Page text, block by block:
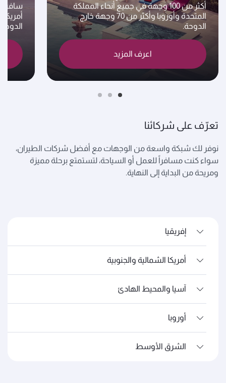
أكثر من 100 وجهة في جميع أنحاء المملكة
المتحدة وأوروبا وأكثر من 70 وجهة خارج
الدوحة.
اعرف المزيد
تعرّف على شركائنا
نوفر لك شبكة واسعة من الوجهات مع أفضل شركات الطيران،
سواء كنت مسافراً للعمل أو السياحة، لتستمتع برحلة مميزة
ومريحة من البداية إلى النهاية.
إفريقيا
أمريكا الشمالية والجنوبية
آسيا والمحيط الهادئ
أوروبا
الشرق الأوسط